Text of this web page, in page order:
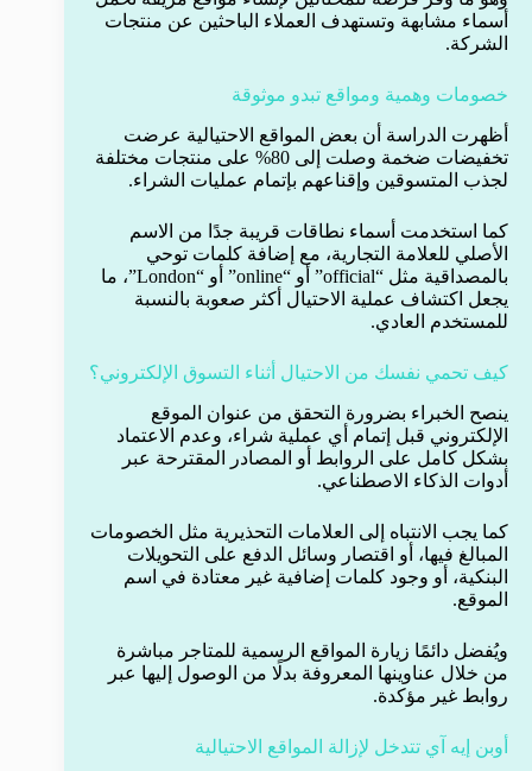
أسماء مشابهة وتستهدف العملاء الباحثين عن منتجات
الشركة.
خصومات وهمية ومواقع تبدو موثوقة
أظهرت الدراسة أن بعض المواقع الاحتيالية عرضت
تخفيضات ضخمة وصلت إلى 80% على منتجات مختلفة
لجذب المتسوقين وإقناعهم بإتمام عمليات الشراء.
كما استخدمت أسماء نطاقات قريبة جدًا من الاسم
الأصلي للعلامة التجارية، مع إضافة كلمات توحي
بالمصداقية مثل “official” أو “online” أو “London”، ما
يجعل اكتشاف عملية الاحتيال أكثر صعوبة بالنسبة
للمستخدم العادي.
كيف تحمي نفسك من الاحتيال أثناء التسوق الإلكتروني؟
ينصح الخبراء بضرورة التحقق من عنوان الموقع
الإلكتروني قبل إتمام أي عملية شراء، وعدم الاعتماد
بشكل كامل على الروابط أو المصادر المقترحة عبر
أدوات الذكاء الاصطناعي.
كما يجب الانتباه إلى العلامات التحذيرية مثل الخصومات
المبالغ فيها، أو اقتصار وسائل الدفع على التحويلات
البنكية، أو وجود كلمات إضافية غير معتادة في اسم
الموقع.
ويُفضل دائمًا زيارة المواقع الرسمية للمتاجر مباشرة
من خلال عناوينها المعروفة بدلًا من الوصول إليها عبر
روابط غير مؤكدة.
أوبن إيه آي تتدخل لإزالة المواقع الاحتيالية